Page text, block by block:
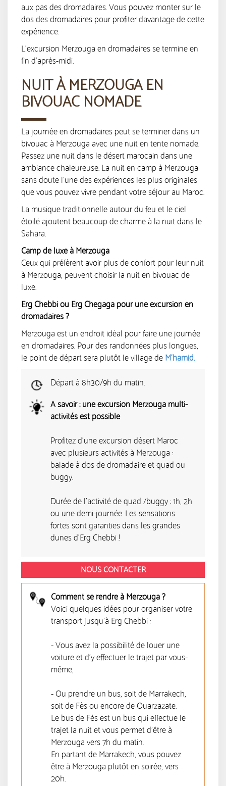
aux pas des dromadaires. Vous pouvez monter sur le
dos des dromadaires pour profiter davantage de cette
expérience.
L’excursion Merzouga en dromadaires se termine en
fin d’après-midi.
NUIT À MERZOUGA EN
BIVOUAC NOMADE
La journée en dromadaires peut se terminer dans un
bivouac à Merzouga avec une nuit en tente nomade.
Passez une nuit dans le désert marocain dans une
ambiance chaleureuse. La nuit en camp à Merzouga
sans doute l’une des expériences les plus originales
que vous pouvez vivre pendant votre séjour au Maroc.
La musique traditionnelle autour du feu et le ciel
étoilé ajoutent beaucoup de charme à la nuit dans le
Sahara.
Camp de luxe à Merzouga
Ceux qui préfèrent avoir plus de confort pour leur nuit
à Merzouga, peuvent choisir la nuit en bivouac de
luxe.
Erg Chebbi ou Erg Chegaga pour une excursion en
dromadaires ?
Merzouga est un endroit idéal pour faire une journée
en dromadaires. Pour des randonnées plus longues,
le point de départ sera plutôt le village de M’hamid.
Départ à 8h30/9h du matin.
A savoir : une excursion Merzouga multi-
activités est possible
Profitez d'une excursion désert Maroc
avec plusieurs activités à Merzouga :
balade à dos de dromadaire et quad ou
buggy.
Durée de l'activité de quad /buggy : 1h, 2h
ou une demi-journée. Les sensations
fortes sont garanties dans les grandes
dunes d'Erg Chebbi !
NOUS CONTACTER
Comment se rendre à Merzouga ?
Voici quelques idées pour organiser votre
transport jusqu'à Erg Chebbi :
- Vous avez la possibilité de louer une
voiture et d’y effectuer le trajet par vous-
même,
- Ou prendre un bus, soit de Marrakech,
soit de Fès ou encore de Ouarzazate.
Le bus de Fès est un bus qui effectue le
trajet la nuit et vous permet d’être à
Merzouga vers 7h du matin.
En partant de Marrakech, vous pouvez
être à Merzouga plutôt en soirée, vers
20h.